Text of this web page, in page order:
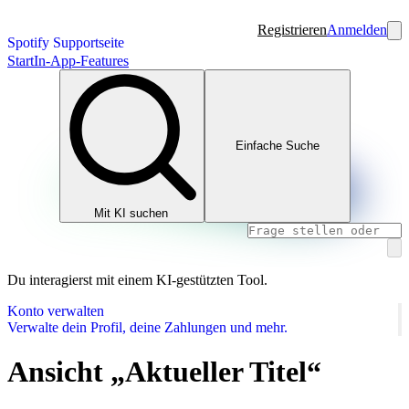
Spotify Supportseite
RegistrierenAnmelden
StartIn-App-Features
Mit KI suchen
Einfache Suche
Du interagierst mit einem KI-gestützten Tool.
Konto verwalten
Verwalte dein Profil, deine Zahlungen und mehr.
Ansicht „Aktueller Titel“